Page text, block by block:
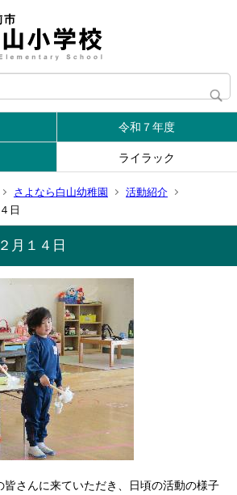
令和７年度
ライラック
さよなら白山幼稚園
活動紹介
日
月１４日
さんに来ていただき、日頃の活動の様子